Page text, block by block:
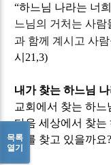
“하느님 나라는 너
느님의 거처는 사
과 함께 계시고 사
시 21,3)
내가 찾는 하느님 나
교회에서 찾는 하느
다음 세상에서 찾는
라를 찾고 있을까요?
목록
열기